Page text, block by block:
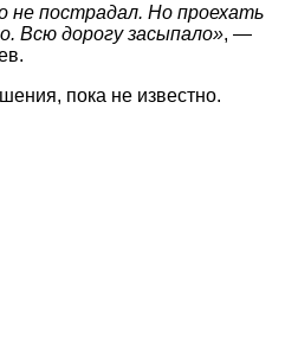
не пострадал. Но проехать
Всю дорогу засыпало», —
пока не известно.